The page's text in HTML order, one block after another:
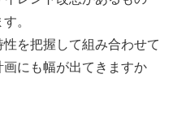
。
を把握して組み合わせて
にも幅が出てきますか